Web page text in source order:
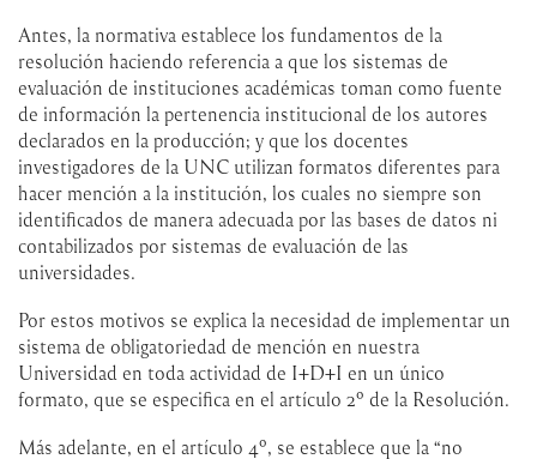
Antes, la normativa establece los fundamentos de la
resolución haciendo referencia a que los sistemas de
evaluación de instituciones académicas toman como fuente
de información la pertenencia institucional de los autores
declarados en la producción; y que los docentes
investigadores de la UNC utilizan formatos diferentes para
hacer mención a la institución, los cuales no siempre son
identificados de manera adecuada por las bases de datos ni
contabilizados por sistemas de evaluación de las
universidades.
Por estos motivos se explica la necesidad de implementar un
sistema de obligatoriedad de mención en nuestra
Universidad en toda actividad de I+D+I en un único
formato, que se especifica en el artículo 2º de la Resolución.
Más adelante, en el artículo 4º, se establece que la “no